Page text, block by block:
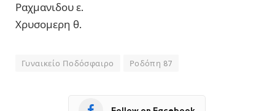
Ραχμανιδου ε.
Χρυσομερη θ.
Γυναικείο Ποδόσφαιρο Ροδόπη 87